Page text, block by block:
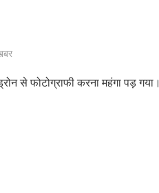
से फोटोग्राफी करना महंगा पड़ गया।